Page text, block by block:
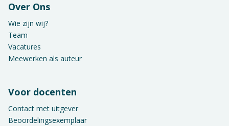
Over Ons
Wie zijn wij?
Team
Vacatures
Meewerken als auteur
Voor docenten
Contact met uitgever
Beoordelingsexemplaar